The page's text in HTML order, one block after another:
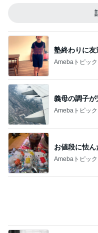
塾終わりに友
Amebaトピック
義母の調子
Amebaトピック
お値段に怯
Amebaトピック